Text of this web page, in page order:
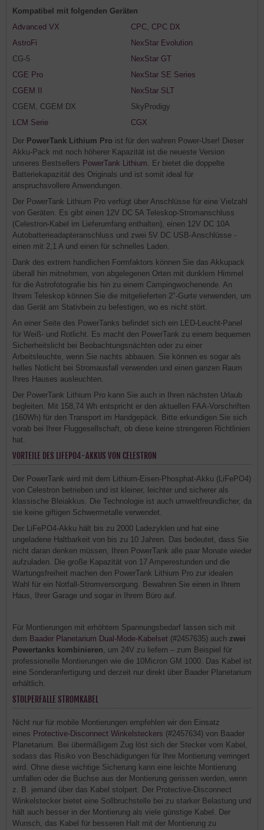
Kompatibel mit folgenden Geräten
Advanced VX
CPC, CPC DX
AstroFi
NexStar Evolution
CG-5
NexStar GT
CGE Pro
NexStar SE Series
CGEM II
NexStar SLT
CGEM, CGEM DX
SkyProdigy
LCM Serie
CGX
Der PowerTank Lithium Pro ist für den wahren Power-User! Dieser
Akku-Pack mit noch höherer Kapazität ist die neueste Version
unseres Bestsellers PowerTank Lithium. Er bietet die doppelte
Batteriekapazität des Originals und ist somit ideal für
anspruchsvollere Anwendungen.
Der PowerTank Lithium Pro verfügt über Anschlüsse für eine Vielzahl
von Geräten. Es gibt einen 12V DC 5A Teleskop-Stromanschluss
(Celestron-Kabel im Lieferumfang enthalten), einen 12V DC 10A
Autobatterieadapteranschluss und zwei 5V DC USB-Anschlüsse -
einen mit 2,1 A und einen für schnelles Laden.
Dank des extrem handlichen Formfaktors können Sie das Akkupack
überall hin mitnehmen, von abgelegenen Orten mit dunklem Himmel
für die Astrofotografie bis hin zu einem Campingwochenende. An
Ihrem Teleskop können Sie die mitgelieferten 2"-Gurte verwenden, um
das Gerät am Stativbein zu befestigen, wo es nicht stört.
An einer Seite des PowerTanks befindet sich ein LED-Leucht-Panel
für Weiß- und Rotlicht. Es macht den PowerTank zu einem bequemen
Sicherheitslicht bei Beobachtungsnächten oder zu einer
Arbeitsleuchte, wenn Sie nachts abbauen. Sie können es sogar als
helles Notlicht bei Stromausfall verwenden und einen ganzen Raum
Ihres Hauses ausleuchten.
Der PowerTank Lithium Pro kann Sie auch in Ihren nächsten Urlaub
begleiten. Mit 158,74 Wh entspricht er den aktuellen FAA-Vorschriften
(160Wh) für den Transport im Handgepäck. Bitte erkundigen Sie sich
vorab bei Ihrer Fluggesellschaft, ob diese keine strengeren Richtlinien
hat.
VORTEILE DES LIFEPO4-AKKUS VON CELESTRON
Der PowerTank wird mit dem Lithium-Eisen-Phosphat-Akku (LiFePO4)
von Celestron betrieben und ist kleiner, leichter und sicherer als
klassische Bleiakkus. Die Technologie ist auch umweltfreundlicher, da
sie keine giftigen Schwermetalle verwendet.
Der LiFePO4-Akku hält bis zu 2000 Ladezyklen und hat eine
ungeladene Haltbarkeit von bis zu 10 Jahren. Das bedeutet, dass Sie
nicht daran denken müssen, Ihren PowerTank alle paar Monate wieder
aufzuladen. Die große Kapazität von 17 Amperestunden und die
Wartungsfreiheit machen den PowerTank Lithium Pro zur idealen
Wahl für ein Notfall-Stromversorgung. Bewahren Sie einen in Ihrem
Haus, Ihrer Garage und sogar in Ihrem Büro auf.
Für Montierungen mit erhöhtem Spannungsbedarf lassen sich mit
dem Baader Planetarium Dual-Mode-Kabelset (#2457635) auch zwei
Powertanks kombinieren, um 24V zu liefern – zum Beispiel für
professionelle Montierungen wie die 10Micron GM 1000. Das Kabel ist
eine Sonderanfertigung und derzeit nur direkt über Baader Planetarium
erhältlich.
STOLPERFALLE STROMKABEL
Nicht nur für mobile Montierungen empfehlen wir den Einsatz
eines Protective-Disconnect Winkelsteckers (#2457634) von Baader
Planetarium. Bei übermäßigem Zug löst sich der Stecker vom Kabel,
sodass das Risiko von Beschädigungen für Ihre Montierung verringert
wird. Ohne diese wichtige Sicherung kann eine leichte Montierung
umfallen oder die Buchse aus der Montierung gerissen werden, wenn
z. B. jemand über das Kabel stolpert. Der Protective-Disconnect
Winkelstecker bietet eine Sollbruchstelle bei zu starker Belastung und
hält auch besser in der Montierung als viele günstige Kabel. Der
Wunsch, das Kabel für besseren Halt mit der Montierung zu